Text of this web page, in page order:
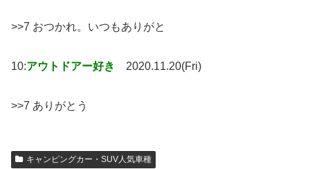
>>7 おつかれ。いつもありがと
10:アウトドアー好き 2020.11.20(Fri)
>>7 ありがとう
キャンピングカー・SUV人気車種